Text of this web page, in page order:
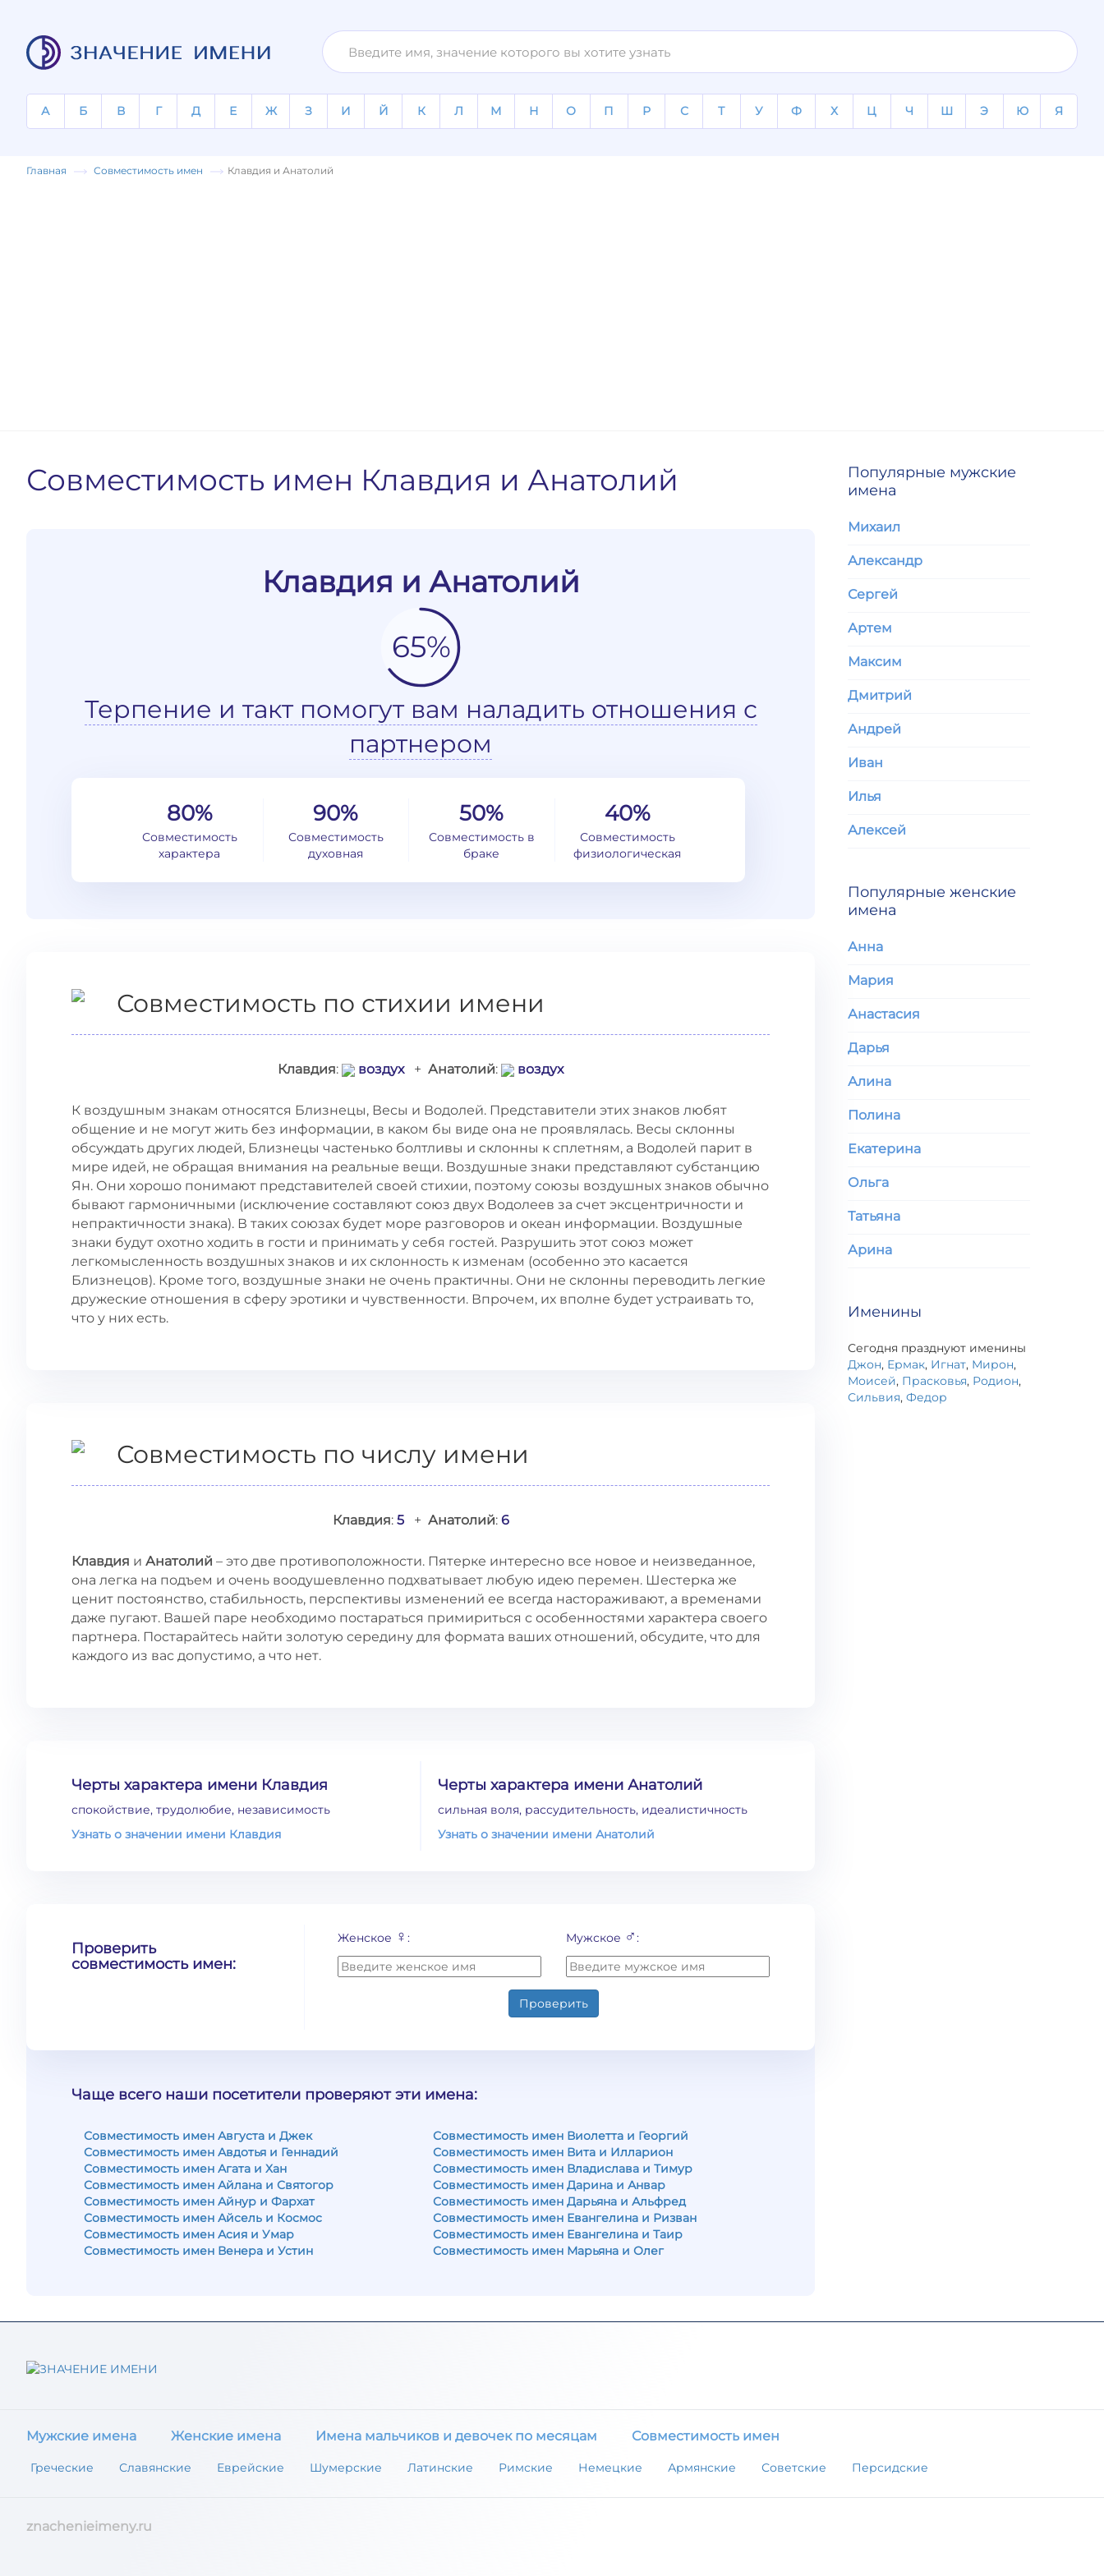
А Б В Г Д Е Ж З И Й К Л М Н О П Р С Т У Ф Х Ц Ч Ш Э Ю Я
Главная Совместимость имен Клавдия и Анатолий
Совместимость имен Клавдия и Анатолий
Клавдия и Анатолий
65%
Терпение и такт помогут вам наладить отношения с
партнером
80%
Совместимость
характера
90%
Совместимость
духовная
50%
Совместимость в
браке
40%
Совместимость
физиологическая
Совместимость по стихии имени
Клавдия: воздух+ Анатолий: воздух
К воздушным знакам относятся Близнецы, Весы и Водолей. Представители этих знаков любят
общение и не могут жить без информации, в каком бы виде она не проявлялась. Весы склонны
обсуждать других людей, Близнецы частенько болтливы и склонны к сплетням, а Водолей парит в
мире идей, не обращая внимания на реальные вещи. Воздушные знаки представляют субстанцию
Ян. Они хорошо понимают представителей своей стихии, поэтому союзы воздушных знаков обычно
бывают гармоничными (исключение составляют союз двух Водолеев за счет эксцентричности и
непрактичности знака). В таких союзах будет море разговоров и океан информации. Воздушные
знаки будут охотно ходить в гости и принимать у себя гостей. Разрушить этот союз может
легкомысленность воздушных знаков и их склонность к изменам (особенно это касается
Близнецов). Кроме того, воздушные знаки не очень практичны. Они не склонны переводить легкие
дружеские отношения в сферу эротики и чувственности. Впрочем, их вполне будет устраивать то,
что у них есть.
Совместимость по числу имени
Клавдия: 5+ Анатолий: 6
Клавдия и Анатолий – это две противоположности. Пятерке интересно все новое и неизведанное,
она легка на подъем и очень воодушевленно подхватывает любую идею перемен. Шестерка же
ценит постоянство, стабильность, перспективы изменений ее всегда настораживают, а временами
даже пугают. Вашей паре необходимо постараться примириться с особенностями характера своего
партнера. Постарайтесь найти золотую середину для формата ваших отношений, обсудите, что для
каждого из вас допустимо, а что нет.
Черты характера имени Клавдия
спокойствие, трудолюбие, независимость
Узнать о значении имени Клавдия
Черты характера имени Анатолий
сильная воля, рассудительность, идеалистичность
Узнать о значении имени Анатолий
Проверить
совместимость имен:
Женское ♀: Мужское ♂:
Проверить
Чаще всего наши посетители проверяют эти имена:
Совместимость имен Августа и Джек
Совместимость имен Авдотья и Геннадий
Совместимость имен Агата и Хан
Совместимость имен Айлана и Святогор
Совместимость имен Айнур и Фархат
Совместимость имен Айсель и Космос
Совместимость имен Асия и Умар
Совместимость имен Венера и Устин
Совместимость имен Виолетта и Георгий
Совместимость имен Вита и Илларион
Совместимость имен Владислава и Тимур
Совместимость имен Дарина и Анвар
Совместимость имен Дарьяна и Альфред
Совместимость имен Евангелина и Ризван
Совместимость имен Евангелина и Таир
Совместимость имен Марьяна и Олег
Популярные мужские
имена
Михаил
Александр
Сергей
Артем
Максим
Дмитрий
Андрей
Иван
Илья
Алексей
Популярные женские
имена
Анна
Мария
Анастасия
Дарья
Алина
Полина
Екатерина
Ольга
Татьяна
Арина
Именины
Сегодня празднуют именины
Джон, Ермак, Игнат, Мирон,
Моисей, Прасковья, Родион,
Сильвия, Федор
Мужские имена Женские имена Имена мальчиков и девочек по месяцам Совместимость имен
Греческие Славянские Еврейские Шумерские Латинские Римские Немецкие Армянские Советские Персидские
znachenieimeny.ru